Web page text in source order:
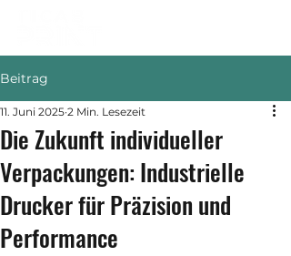
Beitrag
Die Zukunft individueller
Verpackungen: Industrielle
Drucker für Präzision und
Performance
11. Juni 2025 2 Min. Lesezeit